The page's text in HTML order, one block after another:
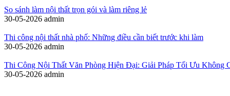
So sánh làm nội thất trọn gói và làm riêng lẻ
30-05-2026 admin
Thi công nội thất nhà phố: Những điều cần biết trước khi làm
30-05-2026 admin
Thi Công Nội Thất Văn Phòng Hiện Đại: Giải Pháp Tối Ưu Không
30-05-2026 admin